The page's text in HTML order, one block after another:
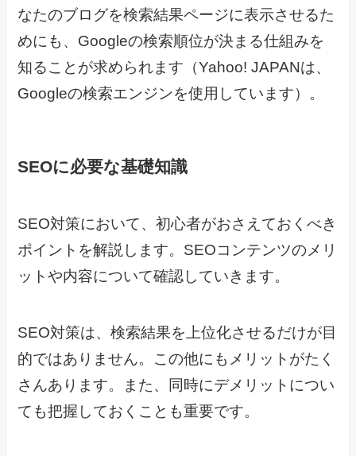
なたのブログを検索結果ページに表示させるた
めにも、Googleの検索順位が決まる仕組みを
知ることが求められます（Yahoo! JAPANは、
Googleの検索エンジンを使用しています）。
SEOに必要な基礎知識
SEO対策において、初心者がおさえておくべき
ポイントを解説します。SEOコンテンツのメリ
ットや内容について確認していきます。
SEO対策は、検索結果を上位化させるだけが目
的ではありません。この他にもメリットがたく
さんあります。また、同時にデメリットについ
ても把握しておくことも重要です。